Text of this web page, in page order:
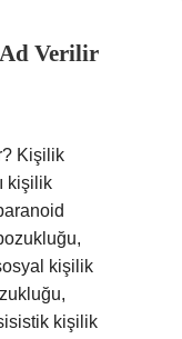
Verilir
Kişilik
kişilik
kişilik
kişilik